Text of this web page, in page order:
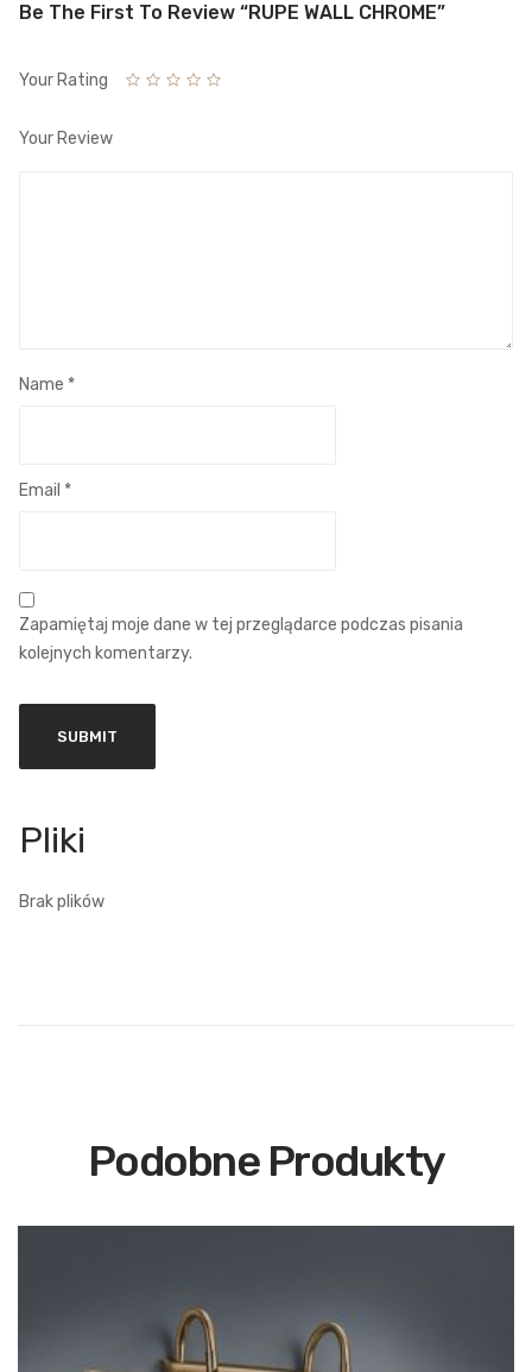
Be The First To Review “RUPE WALL CHROME”
Your Rating
Your Review
Name *
Email *
Zapamiętaj moje dane w tej przeglądarce podczas pisania
kolejnych komentarzy.
Brak plików
Podobne Produkty